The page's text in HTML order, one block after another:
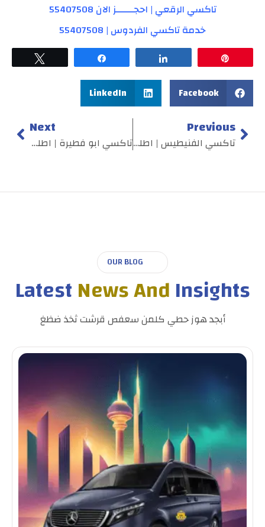
تاكسي الرقعي | احجــــــز الان 55407508
خدمة تاكسي الفردوس | 55407508
Facebook
LinkedIn
Previous
تاكسي الفنيطيس | اطلـب الانــ 55407508ــ
Next
تاكسي ابو فطيرة | اطلب الان 55407508
OUR BLOG
LatestNews AndInsights
أبجد هوز حطي كلمن سعفص قرشت ثخذ ضظغ